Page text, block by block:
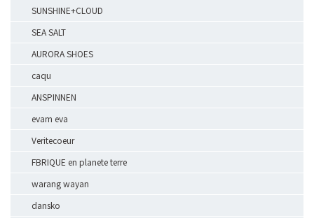
SUNSHINE+CLOUD
SEA SALT
AURORA SHOES
caqu
ANSPINNEN
evam eva
Veritecoeur
FBRIQUE en planete terre
warang wayan
dansko